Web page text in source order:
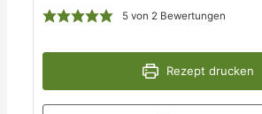
5 von 2 Bewertungen
Rezept drucken